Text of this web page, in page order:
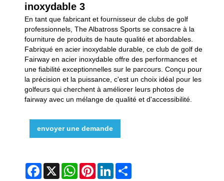
inoxydable 3
En tant que fabricant et fournisseur de clubs de golf
professionnels, The Albatross Sports se consacre à la
fourniture de produits de haute qualité et abordables.
Fabriqué en acier inoxydable durable, ce club de golf de
Fairway en acier inoxydable offre des performances et
une fiabilité exceptionnelles sur le parcours. Conçu pour
la précision et la puissance, c'est un choix idéal pour les
golfeurs qui cherchent à améliorer leurs photos de
fairway avec un mélange de qualité et d'accessibilité.
envoyer une demande
Facebook
X WhatsApp
Pinterest
LinkedIn